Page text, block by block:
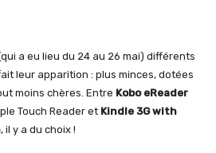
a eu lieu du 24 au 26 mai) différents
leur apparition : plus minces, dotées
moins chères. Entre Kobo eReader
Touch Reader et Kindle 3G with
, il y a du choix !